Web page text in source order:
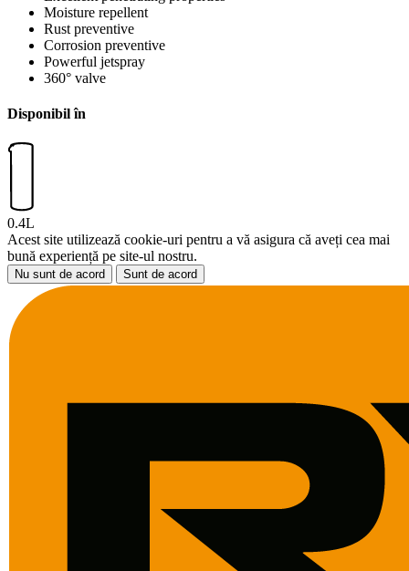
Moisture repellent
Rust preventive
Corrosion preventive
Powerful jetspray
360° valve
Disponibil în
0.4L
Acest site utilizează cookie-uri pentru a vă asigura că aveți cea mai
bună experiență pe site-ul nostru.
Nu sunt de acord Sunt de acord